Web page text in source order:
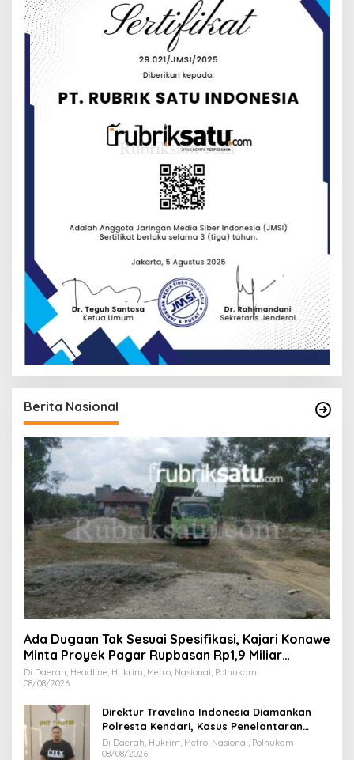
Berita Nasional
Ada Dugaan Tak Sesuai Spesifikasi, Kajari Konawe
Minta Proyek Pagar Rupbasan Rp1,9 Miliar
Dihentikan
Di Daerah, Headline, Hukrim, Metro, Nasional, Polhukam
08/08/2026
Direktur Travelina Indonesia Diamankan
Polresta Kendari, Kasus Penelantaran
Jemaah Umrah Masuk Babak Baru
Di Daerah, Hukrim, Metro, Nasional, Polhukam
08/08/2026